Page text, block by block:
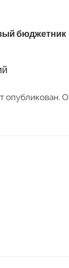
бюджетник
опубликован.